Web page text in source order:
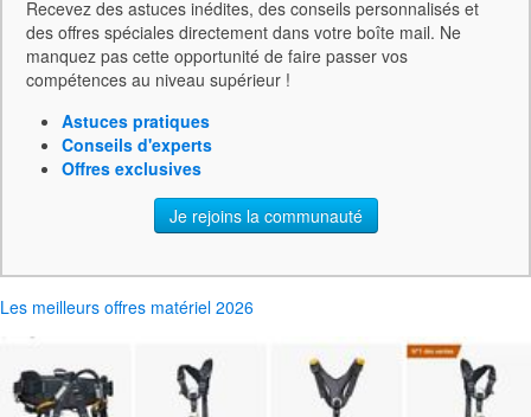
Recevez des astuces inédites, des conseils personnalisés et
des offres spéciales directement dans votre boîte mail. Ne
manquez pas cette opportunité de faire passer vos
compétences au niveau supérieur !
Astuces pratiques
Conseils d'experts
Offres exclusives
Je rejoins la communauté
Les meilleurs offres matériel 2026